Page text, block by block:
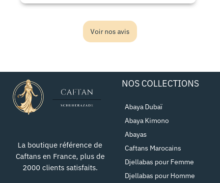
Voir nos avis
La boutique référence de
Caftans en France, plus de
2000 clients satisfaits.
NOS COLLECTIONS
Abaya Dubaï
Abaya Kimono
Abayas
Caftans Marocains
Djellabas pour Femme
Djellabas pour Homme